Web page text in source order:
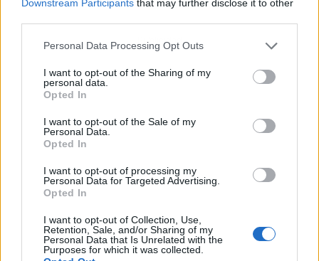
Downstream Participants that may further disclose it to other
Personal Data Processing Opt Outs
I want to opt-out of the Sharing of my
personal data.
Opted In
I want to opt-out of the Sale of my
Personal Data.
Opted In
I want to opt-out of processing my
Personal Data for Targeted Advertising.
Opted In
I want to opt-out of Collection, Use,
Retention, Sale, and/or Sharing of my
Personal Data that Is Unrelated with the
Purposes for which it was collected.
Publicidad